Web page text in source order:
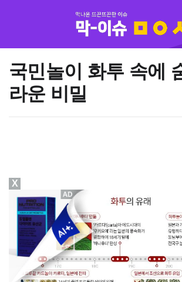
국민놀이 화투 속에
라운 비밀
X